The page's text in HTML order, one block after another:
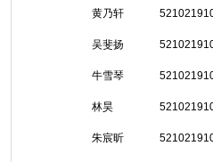
黄乃轩
吴斐扬
牛雪琴
林昊
朱宸昕